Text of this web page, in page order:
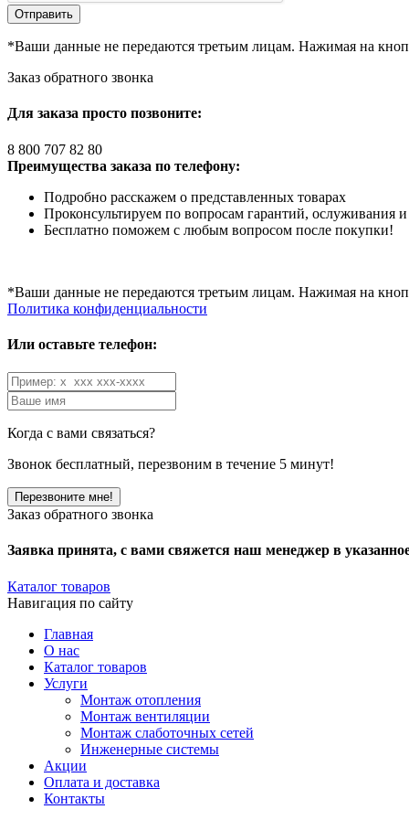
*Ваши данные не передаются третьим лицам. Нажимая на
Заказ обратного звонка
Для заказа просто позвоните:
8 800 707 82 80
Преимущества заказа по телефону:
Подробно расскажем о представленных товарах
Проконсультируем по вопросам гарантий, ослуживания
Бесплатно поможем с любым вопросом после покупки!
*Ваши данные не передаются третьим лицам. Нажимая на
Политика конфиденциальности
Или оставьте телефон:
Когда с вами связаться?
Звонок бесплатный, перезвоним в течение 5 минут!
Заказ обратного звонка
Заявка принята, с вами свяжется наш менеджер в
Каталог товаров
Навигация по сайту
Главная
О нас
Каталог товаров
Услуги
Монтаж отопления
Монтаж вентиляции
Монтаж слаботочных сетей
Инженерные системы
Акции
Оплата и доставка
Контакты